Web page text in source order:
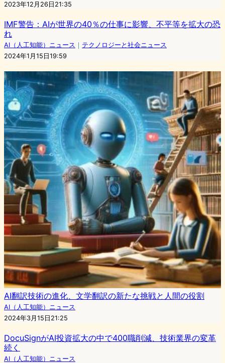
2023年12月26日21:35
IMF警告：AIが世界の40％の仕事に影響、不平等を拡大の恐
れ
AI（人工知能）ニュース ｜ テクノロジーと社会ニュース
2024年1月15日19:59
AI翻訳技術の進化、文学翻訳の新たな挑戦と人間の役割
AI（人工知能）ニュース
2024年3月15日21:25
DocuSignがAI投資拡大の中で400職削減、技術業界の変革
続く
AI（人工知能）ニュース